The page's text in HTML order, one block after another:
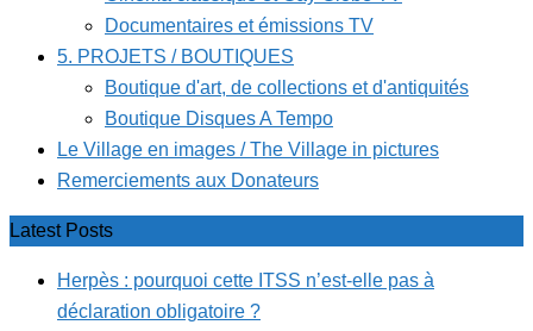
Documentaires et émissions TV
5. PROJETS / BOUTIQUES
Boutique d'art, de collections et d'antiquités
Boutique Disques A Tempo
Le Village en images / The Village in pictures
Remerciements aux Donateurs
Latest Posts
Herpès : pourquoi cette ITSS n’est-elle pas à
déclaration obligatoire ?